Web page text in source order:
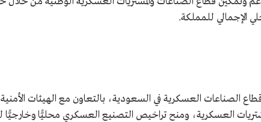
الإجمالي للمملكة.
الصناعات العسكرية في السعودية، بالتعاون مع الهيئات الأمنية
العسكرية، ومنح تراخيص التصنيع العسكري محليًّا